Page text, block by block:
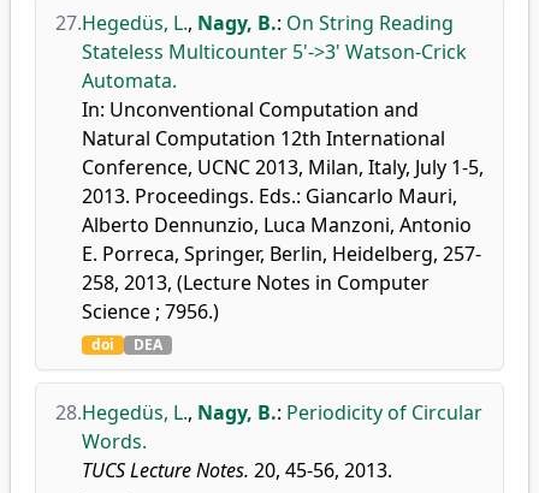
27.Hegedüs, L., Nagy, B.: On String Reading
Stateless Multicounter 5'->3' Watson-Crick
Automata.
In: Unconventional Computation and
Natural Computation 12th International
Conference, UCNC 2013, Milan, Italy, July 1-5,
2013. Proceedings. Eds.: Giancarlo Mauri,
Alberto Dennunzio, Luca Manzoni, Antonio
E. Porreca, Springer, Berlin, Heidelberg, 257-
258, 2013, (Lecture Notes in Computer
Science ; 7956.)
doi DEA
28.Hegedüs, L., Nagy, B.: Periodicity of Circular
Words.
TUCS Lecture Notes. 20, 45-56, 2013.